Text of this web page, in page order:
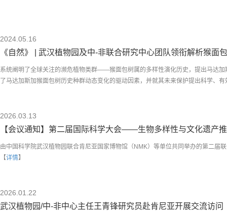
2024.05.16
《自然》 | 武汉植物园及中-非联合研究中心团队领衔解析猴面
系统阐明了全球关注的濒危植物类群——猴面包树属的多样性演化历史，提出马达
了马达加斯加猴面包树历史种群动态变化的驱动因素，并就其未来保护提出科学、
2026.03.13
【会议通知】第二届国际科学大会——生物多样性与文化遗产
由中国科学院武汉植物园联合肯尼亚国家博物馆（NMK）等单位共同举办的第二
【详情】
2026.01.22
武汉植物园/中-非中心主任王青锋研究员赴肯尼亚开展交流访问